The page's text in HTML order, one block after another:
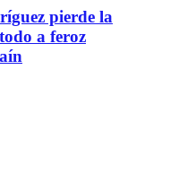
pierde la
a feroz